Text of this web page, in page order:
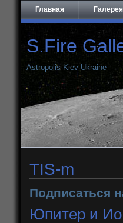
Главная Галерея
S.Fire
Astropolis Kiev Ukraine
TIS-m
Подписаться
Юпитер и Ио